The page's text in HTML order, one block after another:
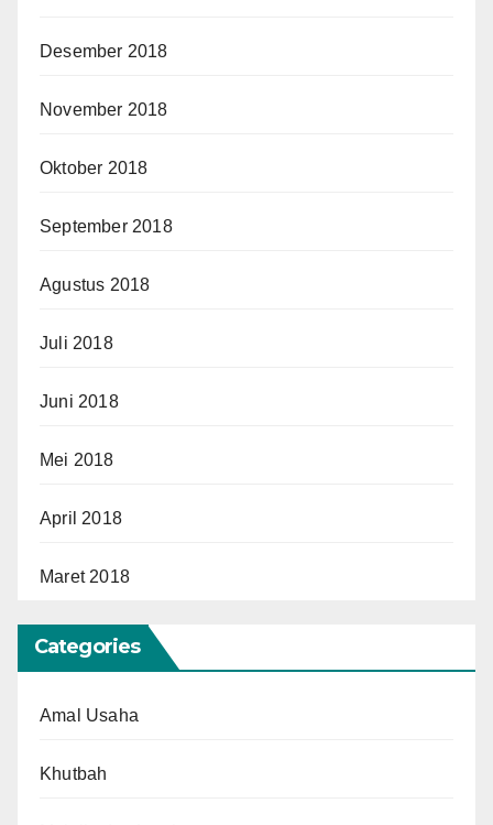
Desember 2018
November 2018
Oktober 2018
September 2018
Agustus 2018
Juli 2018
Juni 2018
Mei 2018
April 2018
Maret 2018
Categories
Amal Usaha
Khutbah